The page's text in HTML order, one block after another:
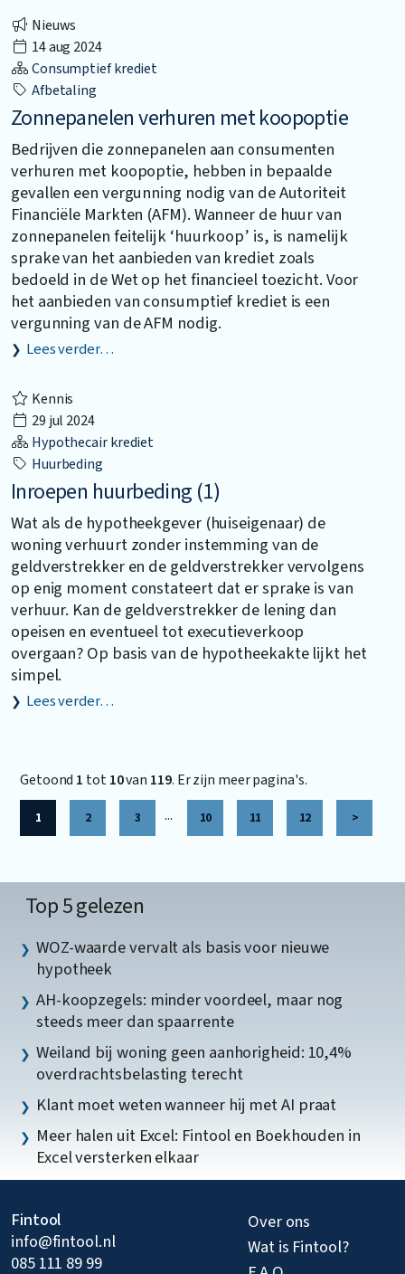
Nieuws
14 aug 2024
Consumptief krediet
Afbetaling
Zonnepanelen verhuren met koopoptie
Bedrijven die zonnepanelen aan consumenten
verhuren met koopoptie, hebben in bepaalde
gevallen een vergunning nodig van de Autoriteit
Financiële Markten (AFM). Wanneer de huur van
zonnepanelen feitelijk ‘huurkoop’ is, is namelijk
sprake van het aanbieden van krediet zoals
bedoeld in de Wet op het financieel toezicht. Voor
het aanbieden van consumptief krediet is een
vergunning van de AFM nodig.
Lees verder…
Kennis
29 jul 2024
Hypothecair krediet
Huurbeding
Inroepen huurbeding (1)
Wat als de hypotheekgever (huiseigenaar) de
woning verhuurt zonder instemming van de
geldverstrekker en de geldverstrekker vervolgens
op enig moment constateert dat er sprake is van
verhuur. Kan de geldverstrekker de lening dan
opeisen en eventueel tot executieverkoop
overgaan? Op basis van de hypotheekakte lijkt het
simpel.
Lees verder…
Getoond 1 tot10van 119. Er zijn meer pagina's.
1 2 3 ... 10 11 12 >
Top 5 gelezen
WOZ-waarde vervalt als basis voor nieuwe
hypotheek
AH-koopzegels: minder voordeel, maar nog
steeds meer dan spaarrente
Weiland bij woning geen aanhorigheid: 10,4%
overdrachtsbelasting terecht
Klant moet weten wanneer hij met AI praat
Meer halen uit Excel: Fintool en Boekhouden in
Excel versterken elkaar
Fintool
info@fintool.nl
085 111 89 99
Over ons
Wat is Fintool?